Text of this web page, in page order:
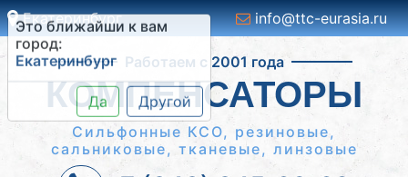
Екатеринбург
Это ближайши к вам
город:
Екатеринбург
Да Другой
info@ttc-eurasia.ru
Работаем с 2001 года
КОМПЕНСАТОРЫ
Сильфонные КСО, резиновые,
сальниковые, тканевые, линзовые